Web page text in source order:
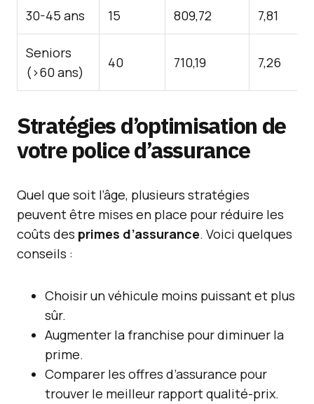
30-45 ans 15 809,72 7,81
Seniors
(>60 ans)
40 710,19 7,26
Stratégies d’optimisation de
votrepolice d’assurance
Quel que soit l’âge, plusieurs stratégies
peuvent être mises en place pour réduire les
coûts des primes d’assurance. Voici quelques
conseils :
Choisir un véhicule moins puissant et plus
sûr.
Augmenter la franchise pour diminuer la
prime.
Comparer les offres d’assurance pour
trouver le meilleur rapport qualité-prix.